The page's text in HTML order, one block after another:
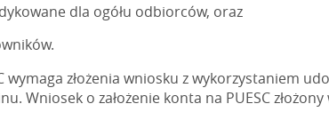
dla ogółu odbiorców, oraz
wymaga złożenia wniosku z wykorzystaniem
Wniosek o założenie konta na PUESC